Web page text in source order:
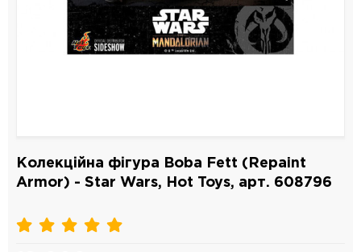
Колекційна фігура Boba Fett (Repaint
Armor) - Star Wars, Hot Toys, арт. 608796